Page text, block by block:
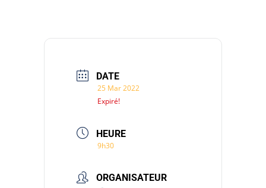
DATE
25 Mar 2022
Expiré!
HEURE
9h30
ORGANISATEUR